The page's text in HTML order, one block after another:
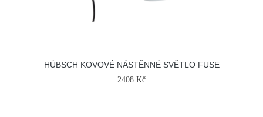
HÜBSCH KOVOVÉ NÁSTĚNNÉ SVĚTLO FUSE
2408 Kč